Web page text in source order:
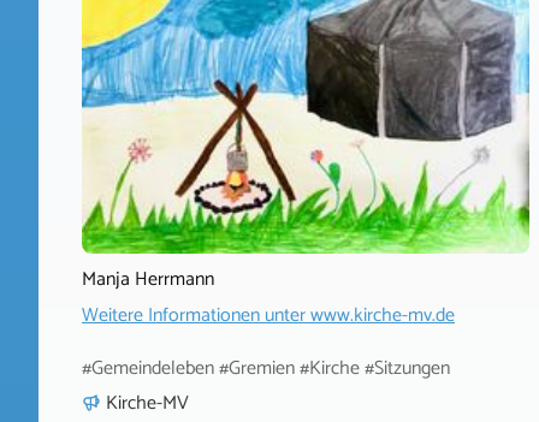
Manja Herrmann
Weitere Informationen unterwww.kirche-mv.de
#Gemeindeleben #Gremien #Kirche #Sitzungen
Kirche-MV